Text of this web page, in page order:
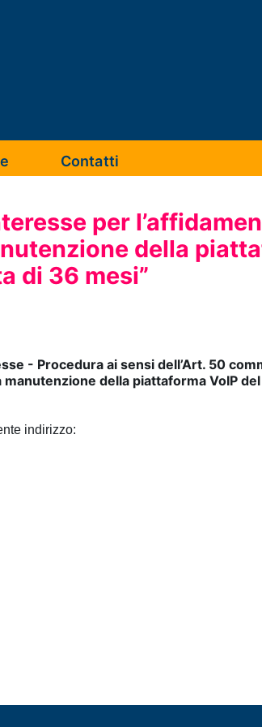
Contatti
per
della
di 36 mesi”
- Procedura ai sensi dell’Art. 50
della piattaforma VoIP
indirizzo: